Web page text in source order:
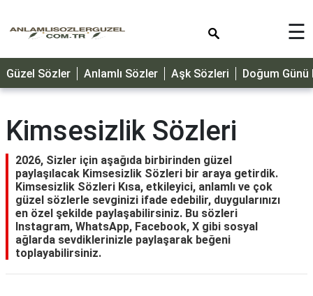
GÜZEL
SÖZLER
DOĞUM
GÜNÜ
MESAJLARI
ÖZEL
GÜNLER
DİNİ
SÖZLER
☰
Güzel Sözler Anlamlı Sözler Aşk Sözleri Doğum Günü
Kimsesizlik Sözleri
2026, Sizler için aşağıda birbirinden güzel
paylaşılacak Kimsesizlik Sözleri bir araya getirdik.
Kimsesizlik Sözleri Kısa, etkileyici, anlamlı ve çok
güzel sözlerle sevginizi ifade edebilir, duygularınızı
en özel şekilde paylaşabilirsiniz. Bu sözleri
Instagram, WhatsApp, Facebook, X gibi sosyal
ağlarda sevdiklerinizle paylaşarak beğeni
toplayabilirsiniz.